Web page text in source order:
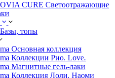
CURE Cветоотражающие
топы
Основная коллекция
Коллекции Рио. Love.
Магнитные гель-лаки
Коллекция Лоли. Наоми